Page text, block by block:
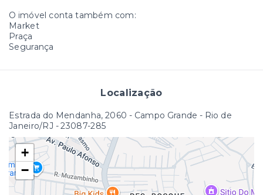
O imóvel conta também com:
Market
Praça
Segurança
Localização
Estrada do Mendanha, 2060 - Campo Grande - Rio de
Janeiro/RJ - 23087-285
+
−